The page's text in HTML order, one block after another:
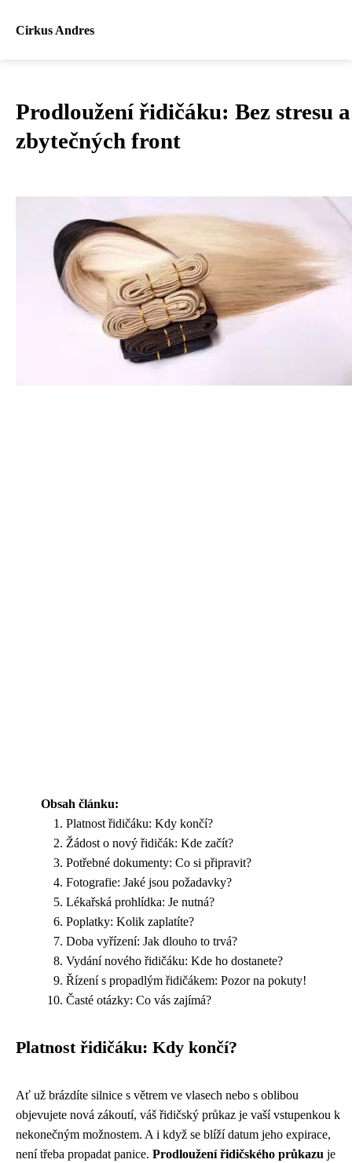
Cirkus Andres
Prodloužení řidičáku: Bez stresu a
zbytečných front
Obsah článku:
Platnost řidičáku: Kdy končí?
Žádost o nový řidičák: Kde začít?
Potřebné dokumenty: Co si připravit?
Fotografie: Jaké jsou požadavky?
Lékařská prohlídka: Je nutná?
Poplatky: Kolik zaplatíte?
Doba vyřízení: Jak dlouho to trvá?
Vydání nového řidičáku: Kde ho dostanete?
Řízení s propadlým řidičákem: Pozor na pokuty!
Časté otázky: Co vás zajímá?
Platnost řidičáku: Kdy končí?
Ať už brázdíte silnice s větrem ve vlasech nebo s oblibou
objevujete nová zákoutí, váš řidičský průkaz je vaší vstupenkou k
nekonečným možnostem. A i když se blíží datum jeho expirace,
není třeba propadat panice. Prodloužení řidičského průkazu je